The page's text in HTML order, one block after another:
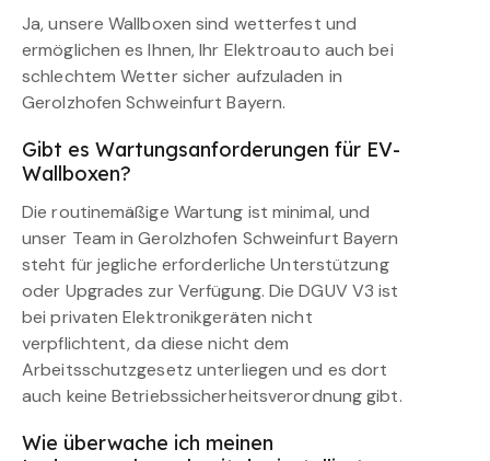
Ja, unsere Wallboxen sind wetterfest und
ermöglichen es Ihnen, Ihr Elektroauto auch bei
schlechtem Wetter sicher aufzuladen in
Gerolzhofen Schweinfurt Bayern.
Gibt es Wartungsanforderungen für EV-
Wallboxen?
Die routinemäßige Wartung ist minimal, und
unser Team in Gerolzhofen Schweinfurt Bayern
steht für jegliche erforderliche Unterstützung
oder Upgrades zur Verfügung. Die DGUV V3 ist
bei privaten Elektronikgeräten nicht
verpflichtent, da diese nicht dem
Arbeitsschutzgesetz unterliegen und es dort
auch keine Betriebssicherheitsverordnung gibt.
Wie überwache ich meinen